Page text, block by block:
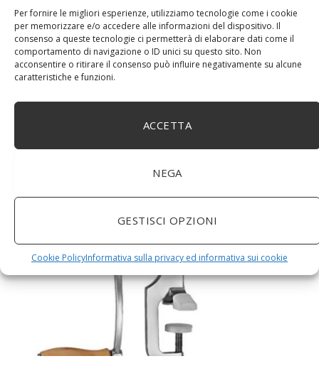
Per fornire le migliori esperienze, utilizziamo tecnologie come i cookie
per memorizzare e/o accedere alle informazioni del dispositivo. Il
consenso a queste tecnologie ci permetterà di elaborare dati come il
comportamento di navigazione o ID unici su questo sito. Non
acconsentire o ritirare il consenso può influire negativamente su alcune
caratteristiche e funzioni.
ACCETTA
NEGA
GESTISCI OPZIONI
Cookie PolicyInformativa sulla privacy ed informativa sui cookie
DM House Insalatiera grande in legno di mango, XXL,
24,5cm Ø x 9,5 cm di altezza, finitura a cera naturale